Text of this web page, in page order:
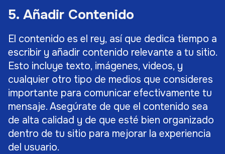
5. Añadir Contenido
El contenido es el rey, así que dedica tiempo a
escribir y añadir contenido relevante a tu sitio.
Esto incluye texto, imágenes, videos, y
cualquier otro tipo de medios que consideres
importante para comunicar efectivamente tu
mensaje. Asegúrate de que el contenido sea
de alta calidad y de que esté bien organizado
dentro de tu sitio para mejorar la experiencia
del usuario.